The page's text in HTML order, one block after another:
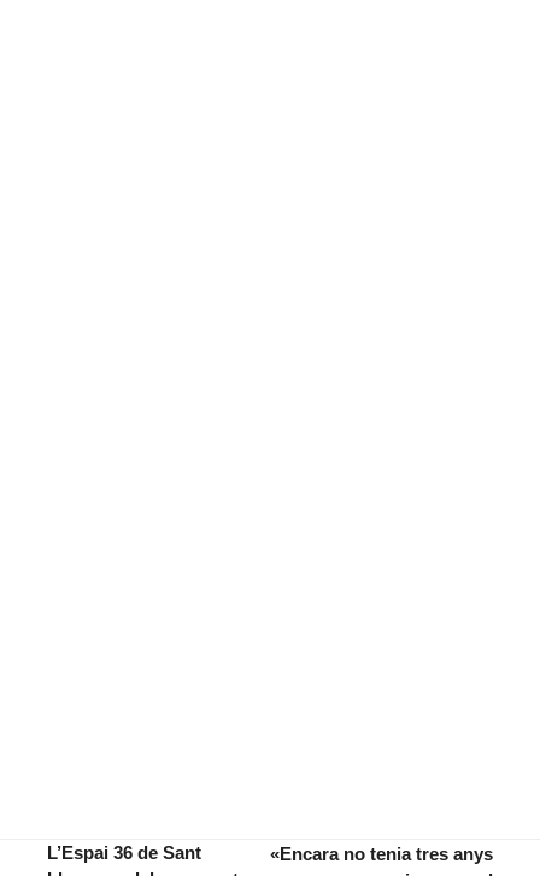
L’Espai 36 de Sant
«Encara no tenia tres anys